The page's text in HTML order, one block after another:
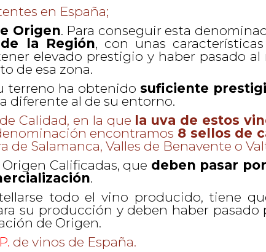
en España;
Origen. Para conseguir esta
la Región, con unas
elevado prestigio y haber pasado
de esa zona.
terreno ha obtenidosuficiente
diferente al de su entorno.
Calidad, en la que la uva de estos
encontramos 8 sellos de
de Salamanca, Valles de Benavente o
Calificadas, que deben pasar
.
todo el vino producido, tiene
su producción y deben haber pasado
de Origen.
de vinos de España.